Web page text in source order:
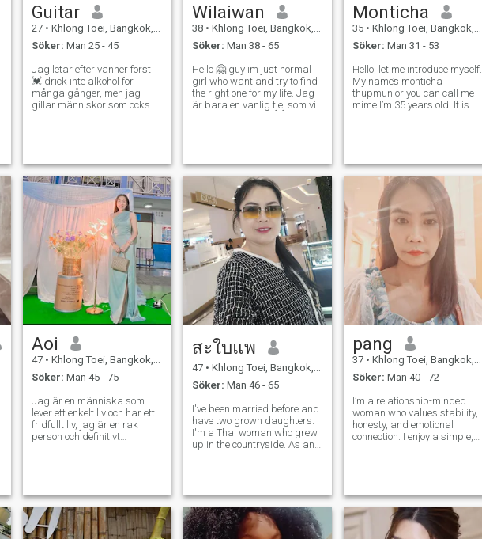
Guitar
27 • Khlong Toei, Bangkok, Thailand
Söker: Man 25 - 45
Jag letar efter vänner först
💓 drick inte alkohol för
många gånger, men jag
gillar människor som också
laga mat jag behöver inte
göra det. Tid jag är en
introvert person, så var snäll
och ha tålamod med mig 😂
var snäll och ta ansvar för ️
fråga inte frågor som jag
har skrivit på min profil 🚫
kopiera och klistra inte in
meddelanden 🚫 inga bilder
= inget svar 👌 👌
Wilaiwan
38 • Khlong Toei, Bangkok, Thailand
Söker: Man 38 - 65
Hello 🤗 guy im just normal
girl who want and try to find
the right one for my life. Jag
är bara en vanlig tjej som vill
så mycket som chatta i
några månader och väntar
på att träffas och jag letar
bara efter någon som är i
Thailand eller
Monticha
35 • Khlong Toei, Bangkok, Thailand
Söker: Man 31 - 53
Hello, let me introduce myself.
My name’s monticha
thupmun or you can call me
mime I’m 35 years old. It is a
I am. I’m here not for sex onlin
Aoi
47 • Khlong Toei, Bangkok, Thailand
Söker: Man 45 - 75
Jag är en människa som
lever ett enkelt liv och har ett
fridfullt liv, jag är en rak
person och definitivt
kan vara allt för varandra.
är den här personen, låt oss
få varandra och lära känna
varandra mer.
สะใบแพ
47 • Khlong Toei, Bangkok, Thailand
Söker: Man 46 - 65
I've been married before and
have two grown daughters.
I'm a Thai woman who grew
up in the countryside. As an
good part
pang
37 • Khlong Toei, Bangkok, Thailand
Söker: Man 40 - 72
I’m a relationship-minded
woman who values stability,
honesty, and emotional
connection. I enjoy a simple,
interested in casual dating
or games